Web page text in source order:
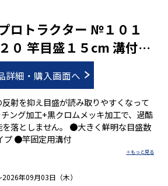
ロトラクター №１０１
０ 竿目盛１５cm 溝付固
詳細・購入画面へ
射を抑え目盛が読み取りやすくなって
ング加工+黒クロムメッキ加工で、過酷
落としません。 ●大きく鮮明な目盛数
プ ●竿固定用溝付
年09月03日（木）